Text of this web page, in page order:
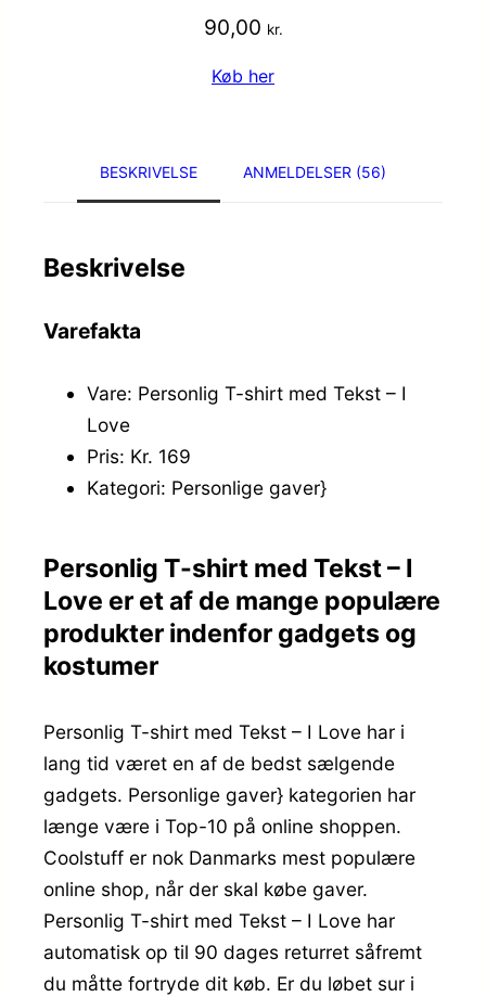
90,00 kr.
Køb her
BESKRIVELSE ANMELDELSER (56)
Beskrivelse
Varefakta
Vare: Personlig T-shirt med Tekst – I
Love
Pris: Kr. 169
Kategori: Personlige gaver}
Personlig T-shirt med Tekst – I
Love er et af de mange populære
produkter indenfor gadgets og
kostumer
Personlig T-shirt med Tekst – I Love har i
lang tid været en af de bedst sælgende
gadgets. Personlige gaver} kategorien har
længe være i Top-10 på online shoppen.
Coolstuff er nok Danmarks mest populære
online shop, når der skal købe gaver.
Personlig T-shirt med Tekst – I Love har
automatisk op til 90 dages returret såfremt
du måtte fortryde dit køb. Er du løbet sur i